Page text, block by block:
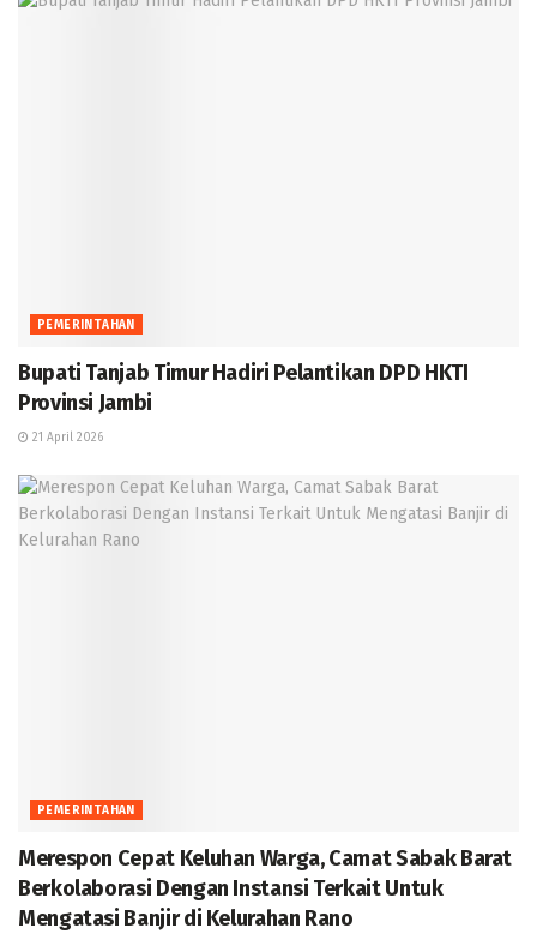
PEMERINTAHAN
Bupati Tanjab Timur Hadiri Pelantikan DPD HKTI
Provinsi Jambi
21 April 2026
PEMERINTAHAN
Merespon Cepat Keluhan Warga, Camat Sabak Barat
Berkolaborasi Dengan Instansi Terkait Untuk
Mengatasi Banjir di Kelurahan Rano